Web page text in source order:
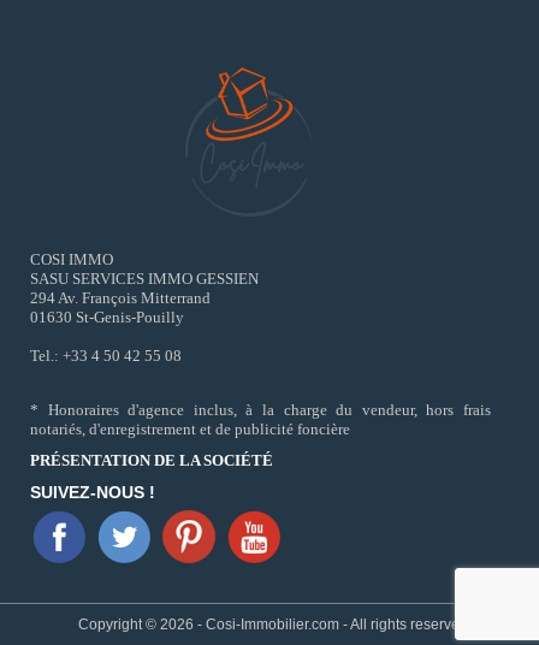
COSI IMMO
SASU SERVICES IMMO GESSIEN
294 Av. François Mitterrand
01630 St-Genis-Pouilly
Tel.: +33 4 50 42 55 08
* Honoraires d'agence inclus, à la charge du vendeur, hors frais
notariés, d'enregistrement et de publicité foncière
PRÉSENTATION DE LA SOCIÉTÉ
SUIVEZ-NOUS !
Copyright © 2026 - Cosi-Immobilier.com - All rights reserved